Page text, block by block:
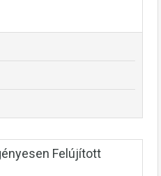
Felújított